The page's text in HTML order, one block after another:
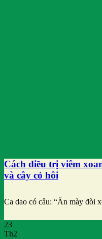
Cách điều trị viêm
và cây cỏ hôi
Ca dao có câu: “Ăn mày đòi
23
Th2